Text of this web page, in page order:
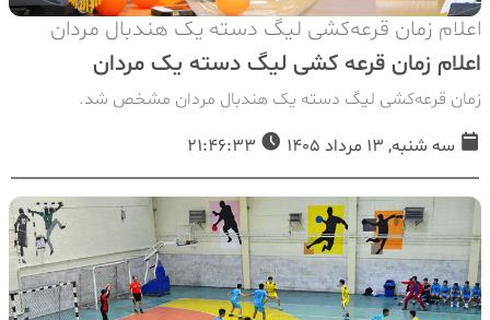
اعلام زمان قرعه‌کشی لیگ دسته یک هندبال مردان
اعلام زمان قرعه کشی لیگ دسته یک مردان
زمان قرعه‌کشی لیگ دسته یک هندبال مردان مشخص شد.
سه شنبه, 13 مرداد 1405